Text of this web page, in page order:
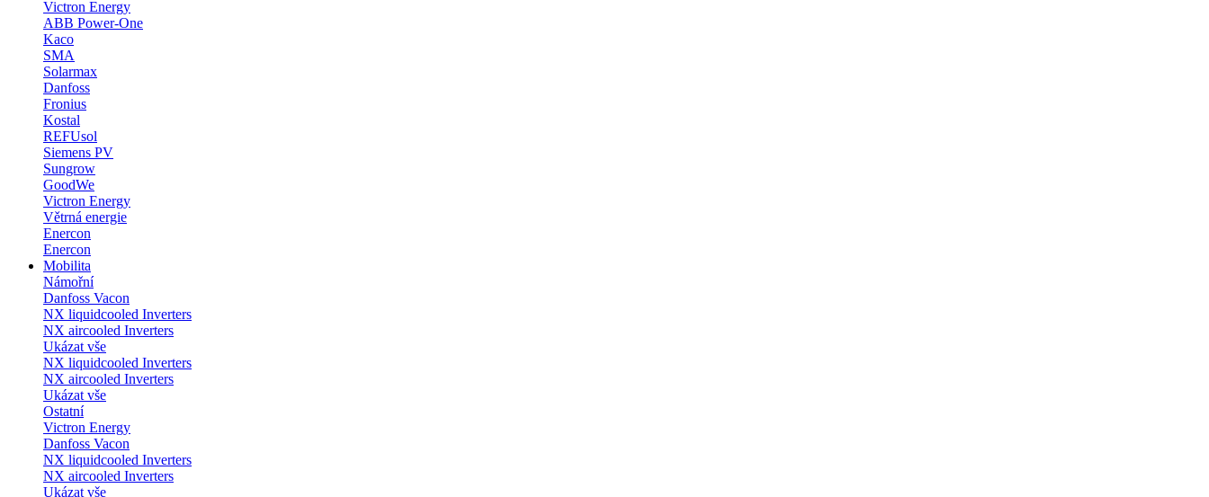
Victron Energy
ABB Power-One
Kaco
SMA
Solarmax
Danfoss
Fronius
Kostal
REFUsol
Siemens PV
Sungrow
GoodWe
Victron Energy
Větrná energie
Enercon
Enercon
Mobilita
Námořní
Danfoss Vacon
NX liquidcooled Inverters
NX aircooled Inverters
Ukázat vše
NX liquidcooled Inverters
NX aircooled Inverters
Ukázat vše
Ostatní
Victron Energy
Danfoss Vacon
NX liquidcooled Inverters
NX aircooled Inverters
Ukázat vše